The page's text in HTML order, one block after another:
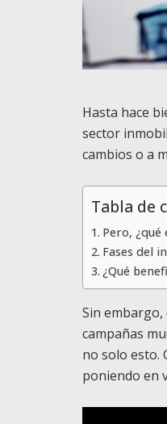
Hasta hace
sector
cambios o a
Tabla de
Pero,
Fases del
¿Qué
Sin
campañas
no solo esto.
poniendo en